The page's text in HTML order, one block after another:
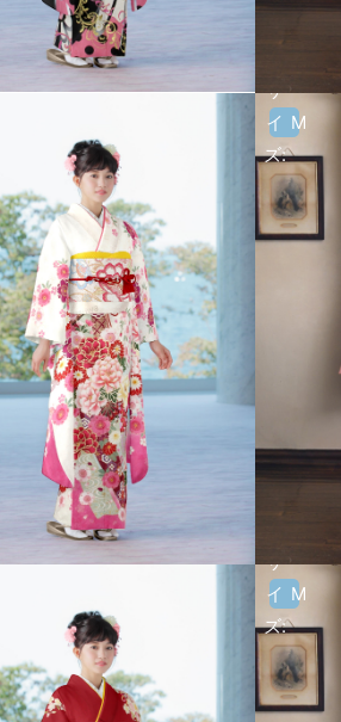
サ
イ
ズ:
M
サ
イ
ズ:
M